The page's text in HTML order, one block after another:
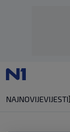
NAJNOVIJEVIJESTI